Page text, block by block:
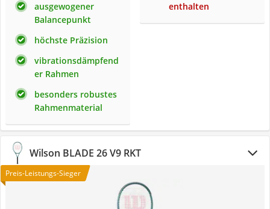
ausgewogener
Balancepunkt
höchste Präzision
vibrationsdämpfend
er Rahmen
besonders robustes
Rahmenmaterial
enthalten
Wilson ‎BLADE 26 V9 RKT
Preis-Leistungs-Sieger